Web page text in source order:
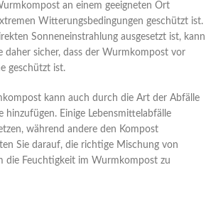
an einem geeigneten Ort
Witterungsbedingungen geschützt ist.
Sonneneinstrahlung ausgesetzt ist, kann
daher sicher, dass der Wurmkompost vor
geschützt ist.
kann auch durch die Art der Abfälle
hinzufügen. Einige Lebensmittelabfälle
während andere den Kompost
Sie darauf, die richtige Mischung von
die Feuchtigkeit im Wurmkompost zu